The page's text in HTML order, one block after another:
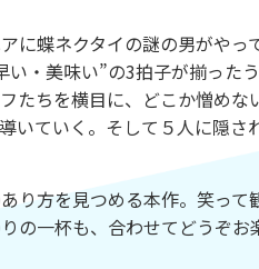
に蝶ネクタイの謎の男がやっ
・美味い”の3拍子が揃った
たちを横目に、どこか憎めな
いていく。そして５人に隠さ
り方を見つめる本作。笑って
の一杯も、合わせてどうぞお